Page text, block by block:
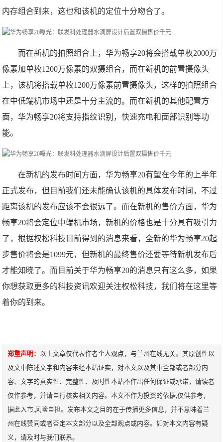
内存组合到来，这也和该机的定位十分吻合了。
而在新机的拍照组合上，华为畅享20将会搭载单枚2000万
像素加单枚1200万像素的双摄组合，而在新机的前置摄像头
上，该机将搭载单枚1200万像素前置摄像头，这样的拍照组合
在中低端机市场中还是十分主流的。而在新机的其他配置方
面，华为畅享20将支持指纹识别，快速充电和面部识别等功
能。
在新机的发布时间方面，华为畅享20有望在今年的上半年
正式发布，但目前我们还未能确认该机的具体发布时间，不过
距离该机的发布应该不会很远了。而在新机的售价方面，华为
畅享20将会定位中端机市场，新机的价格也是十分具有吸引力
了，根据权松科技目前得到的消息来看，全新的华为畅享20起
步售价将会是1099元，但新机的最终售价还要等待新机发布后
才能知晓了。而目前关于华为畅享20的消息只有这么多，如果
你想获取更多的科技资讯欢迎关注权松科技，我们将在这里等
着你的到来。
郑重声明： 以上文章仅代表作者个人观点，与兰州在线无关。其原创性以
及文中陈述文字和内容未经本站证实，对本文以及其中全部或者部分内
容、文字的真实性、完整性、及时性本站不作出任何保证或承诺，请读者
仅作参考，并请自行核实相关内容。本文不作为投资的依据,仅供参考，
据此入市,风险自担。发布本文之目的在于传播更多信息，并不意味着兰
州在线赞同或者否定本文部分以及全部观点或内容。如对本文内容有疑
义，请及时与我们联系。